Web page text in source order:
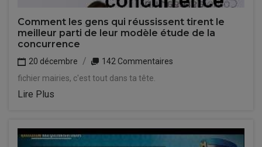
Comment les gens qui réussissent tirent le
meilleur parti de leur modèle étude de la
concurrence
20 décembre
142 Commentaires
fichier mairies, c'est tout dans ta tête.
Lire Plus